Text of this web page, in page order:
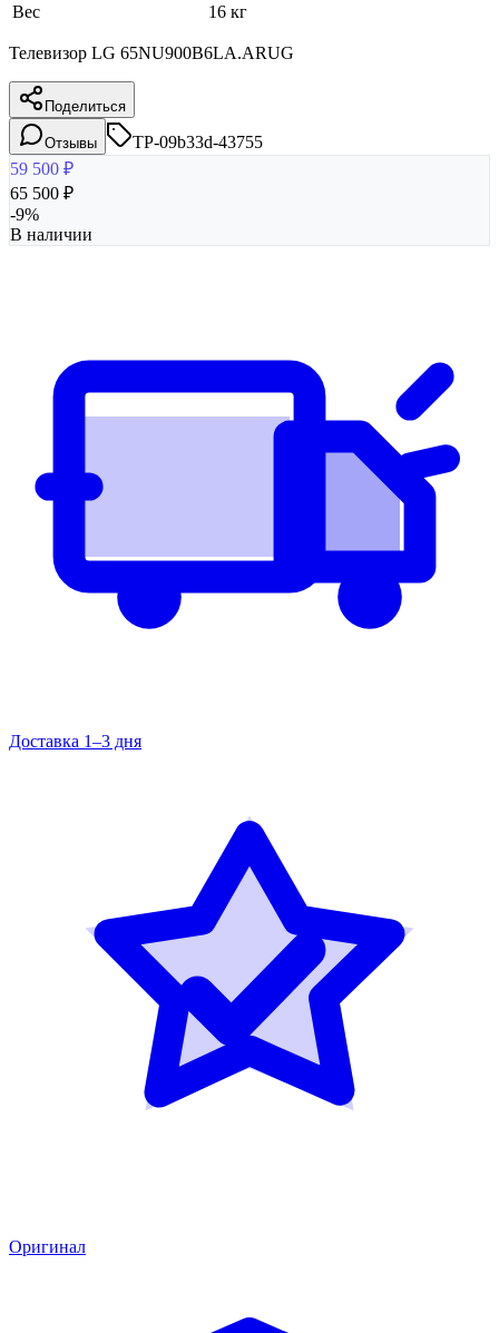
Вес
16 кг
Телевизор LG 65NU900B6LA.ARUG
Поделиться
Отзывы
TP-09b33d-43755
59 500 ₽
65 500 ₽
-9%
В наличии
Доставка 1–3 дня
Оригинал